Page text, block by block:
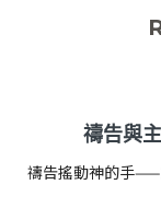
禱告與
禱告搖動神的手